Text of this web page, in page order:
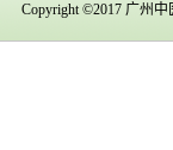
Copyright ©2017 广州